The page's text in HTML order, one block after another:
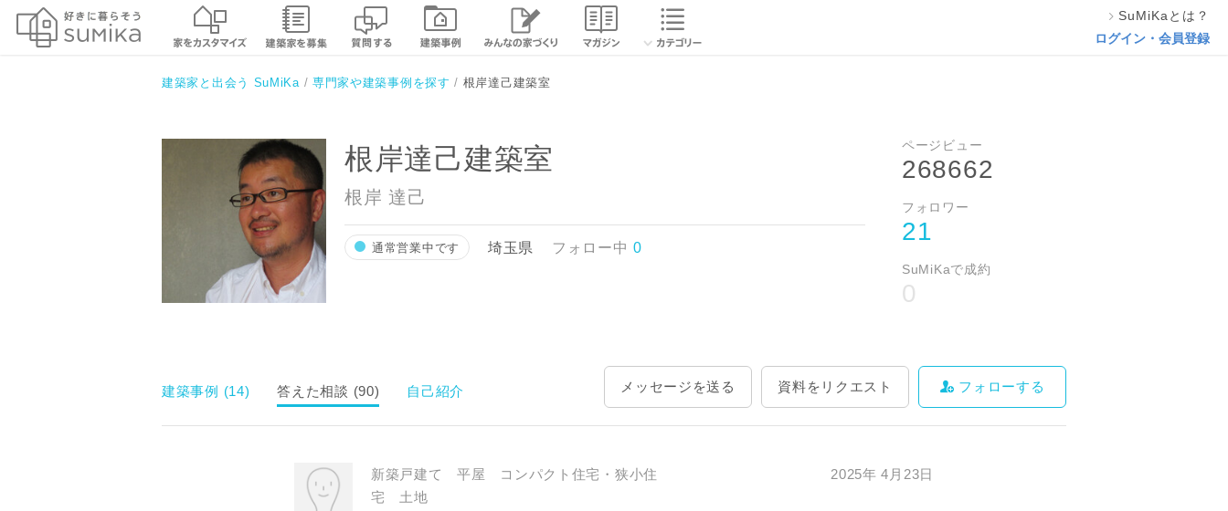
SuMiKaとは？
ログイン・会員登録
建築家と出会う SuMiKa 専門家や建築事例を探す 根岸達己建築室
根岸達己建築室 相談する
根岸達己建築室
根岸 達己
通常営業中です 埼玉県 フォロー中 0
ページビュー
268662
フォロワー
21
SuMiKaで成約
0
建築事例 (14) 答えた相談 (90) 自己紹介 メッセージを送る 資料をリクエスト フォローする
新築戸建て 平屋 コンパクト住宅・狭小住
宅 土地
2025年 4月23日